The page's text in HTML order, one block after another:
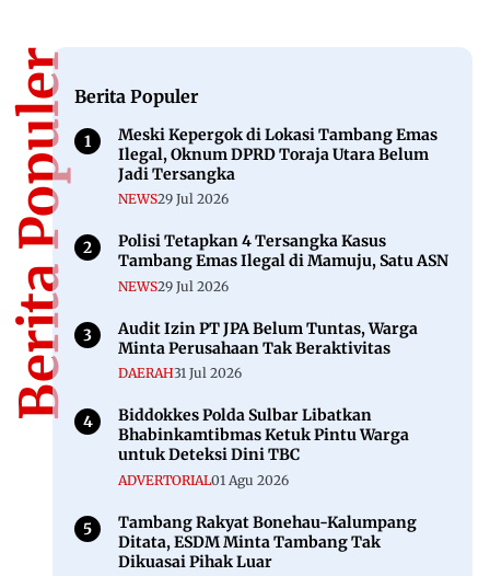
Berita PopulerBerita Populer
Meski Kepergok di Lokasi Tambang Emas
Ilegal, Oknum DPRD Toraja Utara Belum
Jadi Tersangka
NEWS29 Jul 2026
Polisi Tetapkan 4 Tersangka Kasus
Tambang Emas Ilegal di Mamuju, Satu ASN
NEWS29 Jul 2026
Audit Izin PT JPA Belum Tuntas, Warga
Minta Perusahaan Tak Beraktivitas
DAERAH31 Jul 2026
Biddokkes Polda Sulbar Libatkan
Bhabinkamtibmas Ketuk Pintu Warga
untuk Deteksi Dini TBC
ADVERTORIAL01 Agu 2026
Tambang Rakyat Bonehau-Kalumpang
Ditata, ESDM Minta Tambang Tak
Dikuasai Pihak Luar